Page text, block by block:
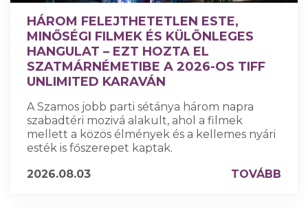
HÁROM FELEJTHETETLEN ESTE,
MINŐSÉGI FILMEK ÉS KÜLÖNLEGES
HANGULAT – EZT HOZTA EL
SZATMÁRNÉMETIBE A 2026-OS TIFF
UNLIMITED KARAVÁN
A Szamos jobb parti sétánya három napra
szabadtéri mozivá alakult, ahol a filmek
mellett a közös élmények és a kellemes nyári
esték is főszerepet kaptak.
2026.08.03
TOVÁBB